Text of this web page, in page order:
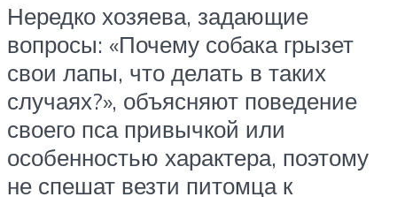
Нередко хозяева, задающие
вопросы: «Почему собака грызет
свои лапы, что делать в таких
случаях?», объясняют поведение
своего пса привычкой или
особенностью характера, поэтому
не спешат везти питомца к